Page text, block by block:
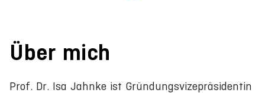
Über mich
Prof. Dr. Isa Jahnke ist Gründungsvizepräsidentin